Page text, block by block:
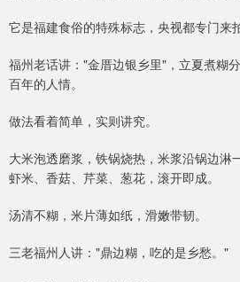
它是福建食俗的特殊标志，央视都专门来
福州老话讲："金厝边银乡里"，立夏煮糊
百年的人情。
做法看着简单，实则讲究。
大米泡透磨浆，铁锅烧热，米浆沿锅边淋
虾米、香菇、芹菜、葱花，滚开即成。
汤清不糊，米片薄如纸，滑嫩带韧。
三老福州人讲："鼎边糊，吃的是乡愁。"